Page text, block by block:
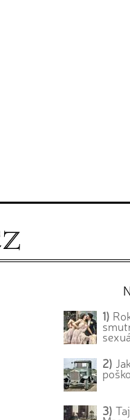
1)
2)
3)